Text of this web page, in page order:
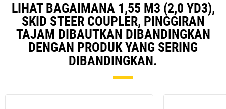
LIHAT BAGAIMANA 1,55 M3 (2,0 YD3),
SKID STEER COUPLER, PINGGIRAN
TAJAM DIBAUTKAN DIBANDINGKAN
DENGAN PRODUK YANG SERING
DIBANDINGKAN.